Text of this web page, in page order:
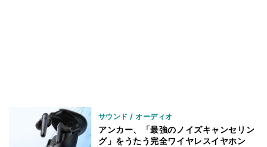
サウンド / オーディオ
アンカー、「最強のノイズキャンセリン
グ」をうたう完全ワイヤレスイヤホン